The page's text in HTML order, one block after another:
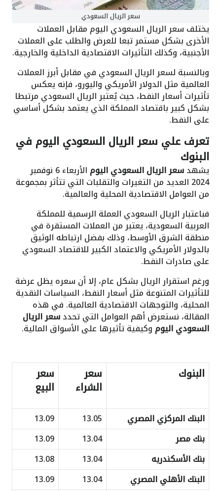
سعر الريال السعودي
يختلف سعر الريال السعودي اليوم مقابل العملات
الأخرى بشكل مستمر تبعا للعرض والطلب على العملات
الأجنبية، وكذلك التأثيرات الاقتصادية الداخلية والخارجية.
وبالنسبة لسعر الريال السعودي في مقابل أبرز العملات
العالمية مثل الدولار الأمريكي واليورو، فإنه يعكس
تأثيرات أسعار النفط، حيث يُعتبر الريال السعودي مرتبطا
بشكل كبير باقتصاد المملكة الذي يعتمد بشكل أساسي
على النفط.
تعرف علي سعر الريال السعودي اليوم في
البنوك
يشهدسعر الريال السعودي اليوم الأربعاء 6 نوفمبر
2024 العديد من التغيرات والتقلبات التي تتأثر بمجموعة
من العوامل الاقتصادية المحلية والعالمية.
فباعتبار الريال السعودي العملة الرسمية للمملكة
العربية السعودية، يعتبر من العملات المستقرة في
منطقة الشرق الأوسط، وذلك بفضل ارتباطه الوثيق
بالدولار الأمريكي والاعتماد الكبير للاقتصاد السعودي
على صادرات النفط.
ورغم استقرار الريال بشكل عام، إلا أن سعره يظل عرضة
للتأثيرات المتنوعة مثل أسعار النفط، السياسات النقدية
المحلية، والتوجهات الاقتصادية العالمية. في هذه
المقالة، نستعرض أهم العوامل التي تحددسعر الريال
السعودي اليوم وكيفية تأثيرها على الأسواق المالية.
البنوك سعر
الشراء
سعر
البيع
البنك المركزي المصري 13.05
13.09
بنك مصر
13.04
13.09
بنك الأسكندريه
13.04
13.08
البنك الأهلي المصري
13.04
13.09